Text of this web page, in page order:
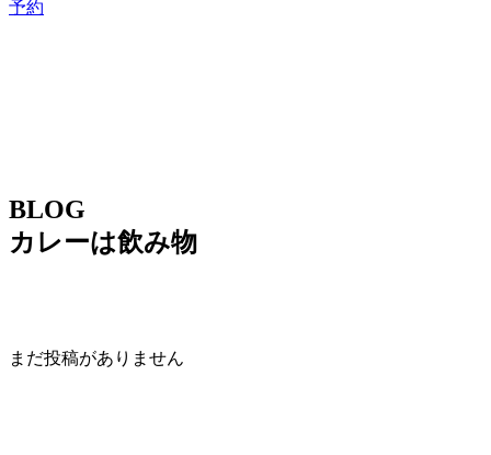
BLOG
カレーは飲み物
まだ投稿がありません